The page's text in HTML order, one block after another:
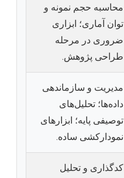
محاسبه حجم نمونه و
توان آماری؛ ابزاری
ضروری در مرحله
طراحی پژوهش.
مدیریت و سازماندهی
داده‌ها؛ تحلیل‌های
توصیفی پایه؛ ابزارهای
نمودارکشی ساده.
کدگذاری و تحلیل